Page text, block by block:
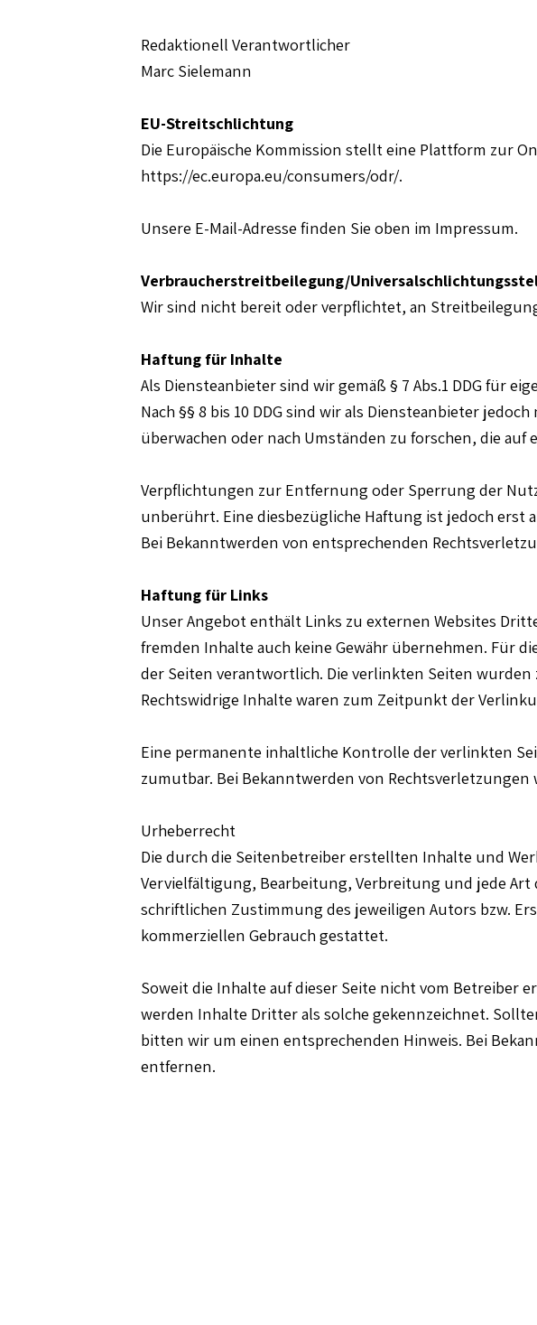
Redaktionell Verantwortlicher
Marc Sielemann
EU-Streitschlichtung
Die Europäische Kommission stellt eine Plattform zur
https://ec.europa.eu/consumers/odr/.
Unsere E-Mail-Adresse finden Sie oben im Impressum.
Verbraucher­streit­beilegung/
Wir sind nicht bereit oder verpflichtet, an
Haftung für Inhalte
Als Diensteanbieter sind wir gemäß § 7 Abs.1 DDG für
Nach §§ 8 bis 10 DDG sind wir als Diensteanbieter
überwachen oder nach Umständen zu forschen, die
Verpflichtungen zur Entfernung oder Sperrung der
unberührt. Eine diesbezügliche Haftung ist jedoch
Bei Bekanntwerden von entsprechenden
Haftung für Links
Unser Angebot enthält Links zu externen Websites
fremden Inhalte auch keine Gewähr übernehmen. Für
der Seiten verantwortlich. Die verlinkten Seiten
Rechtswidrige Inhalte waren zum Zeitpunkt der
Eine permanente inhaltliche Kontrolle der verlinkten
zumutbar. Bei Bekanntwerden von
Urheberrecht
Die durch die Seitenbetreiber erstellten Inhalte und
Vervielfältigung, Bearbeitung, Verbreitung und jede
schriftlichen Zustimmung des jeweiligen Autors bzw.
kommerziellen Gebrauch gestattet.
Soweit die Inhalte auf dieser Seite nicht vom Betreiber
werden Inhalte Dritter als solche gekennzeichnet.
bitten wir um einen entsprechenden Hinweis. Bei
entfernen.